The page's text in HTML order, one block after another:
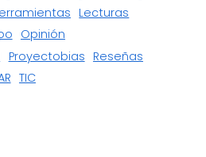
Lecturas
Opinión
Proyectobias Reseñas
TIC